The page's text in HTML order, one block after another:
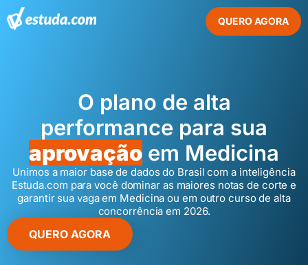
QUERO AGORA
O plano de alta
performance para sua
aprovação em Medicina
Unimos a maior base de dados do Brasil com a inteligência
Estuda.com para você dominar as maiores notas de corte e
garantir sua vaga em Medicina ou em outro curso de alta
concorrência em 2026.
QUERO AGORA